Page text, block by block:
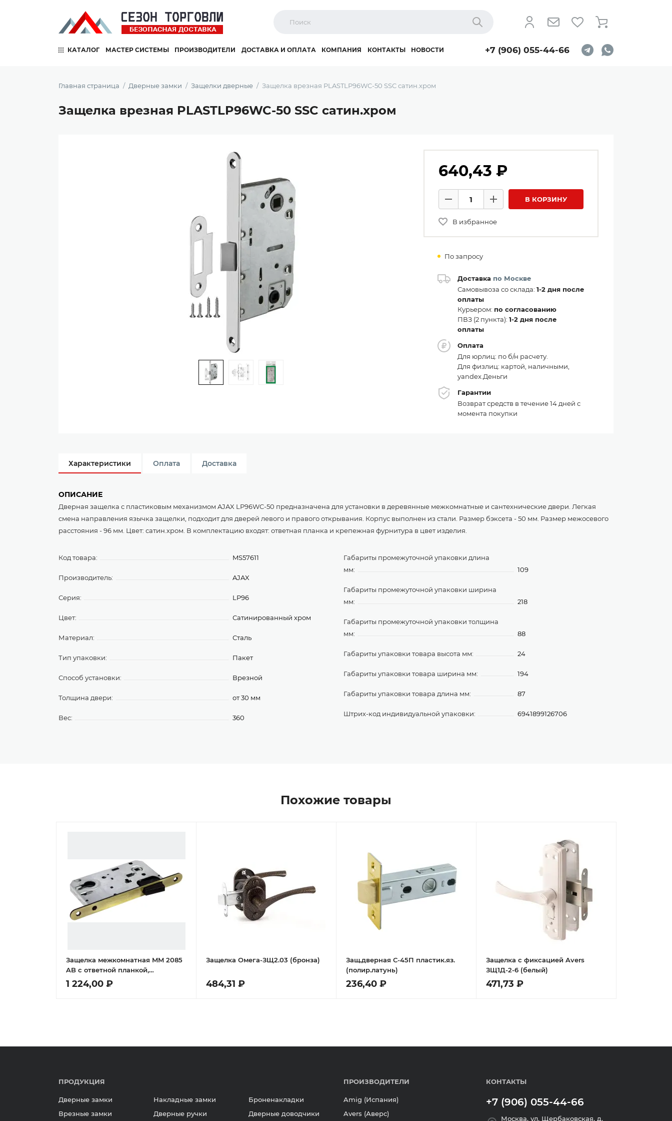
Найти
КАТАЛОГ МАСТЕР СИСТЕМЫ ПРОИЗВОДИТЕЛИ ДОСТАВКА И ОПЛАТА КОМПАНИЯ КОНТАКТЫ НОВОСТИ +7 (906) 055-44-66
Главная страница Дверные замки Защелки дверные Защелка врезная PLASTLP96WC-50 SSC сатин.хром
Защелка врезная PLASTLP96WC-50 SSC сатин.хром
640,43 ₽
Количество товаров
Минус
Плюс В КОРЗИНУ
В избранное
По запросу
Доставка по Москве
Самовывоза со склада: 1-2 дня после
оплаты
Курьером: по согласованию
ПВЗ (2 пункта): 1-2 дня после
оплаты
Оплата
Для юрлиц: по б/н расчету.
Для физлиц: картой, наличными,
yandex.Деньги
Гарантии
Возврат средств в течение 14 дней с
момента покупки
Характеристики Оплата Доставка
ОПИСАНИЕ
Дверная защелка с пластиковым механизмом AJAX LP96WC-50 предназначена для установки в деревянные межкомнатные и сантехнические двери. Легкая
смена направления язычка защелки, подходит для дверей левого и правого открывания. Корпус выполнен из стали. Размер бэксета - 50 мм. Размер межосевого
расстояния - 96 мм. Цвет: сатин.хром. В комплектацию входят: ответная планка и крепежная фурнитура в цвет изделия.
Код товара: MS57611
Производитель: AJAX
Серия: LP96
Цвет: Сатинированный хром
Материал: Сталь
Тип упаковки: Пакет
Способ установки: Врезной
Толщина двери: от 30 мм
Вес: 360
Габариты промежуточной упаковки длина
мм:
109
Габариты промежуточной упаковки ширина
мм:
218
Габариты промежуточной упаковки толщина
мм:
88
Габариты упаковки товара высота мм: 24
Габариты упаковки товара ширина мм: 194
Габариты упаковки товара длина мм: 87
Штрих-код индивидуальной упаковки: 6941899126706
Похожие товары
Защелка межкомнатная MM 2085
AB с ответной планкой,
магнитная под цилиндр, цвет
бронза
1 224,00 ₽
Защелка Омега-ЗЩ2.03 (бронза)
484,31 ₽
Защ.дверная С-45П пластик.яз.
(полир.латунь)
236,40 ₽
Защелка с фиксацией Avers
ЗЩ1Д-2-6 (белый)
471,73 ₽
ПРОДУКЦИЯ
Дверные замки
Врезные замки
Накладные замки
Дверные ручки
Броненакладки
Дверные доводчики
ПРОИЗВОДИТЕЛИ
Amig (Испания)
Avers (Аверс)
КОНТАКТЫ
+7 (906) 055-44-66
Москва, ул. Щербаковская, д.